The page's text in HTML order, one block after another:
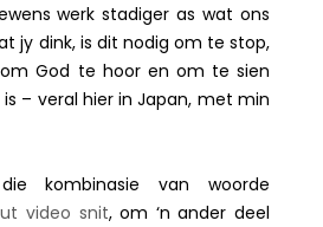
werk stadiger as wat ons
jy dink, is dit nodig om te stop,
God te hoor en om te sien
– veral hier in Japan, met min
kombinasie van woorde
video snit, om ‘n ander deel